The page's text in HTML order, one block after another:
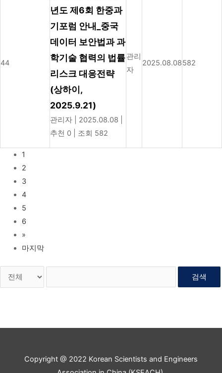
44
년도 제6회 한중과
기포럼 안내_중국
데이터 보안법과 과
학기술 협력의 법률
리스크 대응전략
(상하이,
2025.9.21)
관리자 2025.08.08
추천 0
조회 582
관리
자
2025.08.08582
1
2
3
4
5
6
»
마지막
검색
Copyright @ 2022 Korean Scientists and Engineers